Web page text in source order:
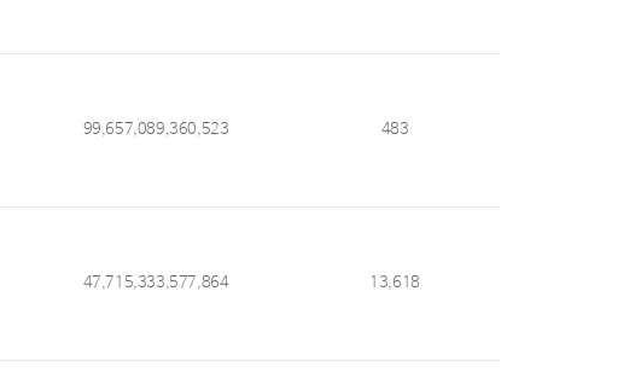
99,657,089,360,523 483
47,715,333,577,864 13,618